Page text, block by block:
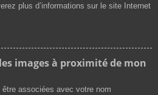
plus d’informations sur le site Internet
images à proximité de mon
être associées avec votre nom